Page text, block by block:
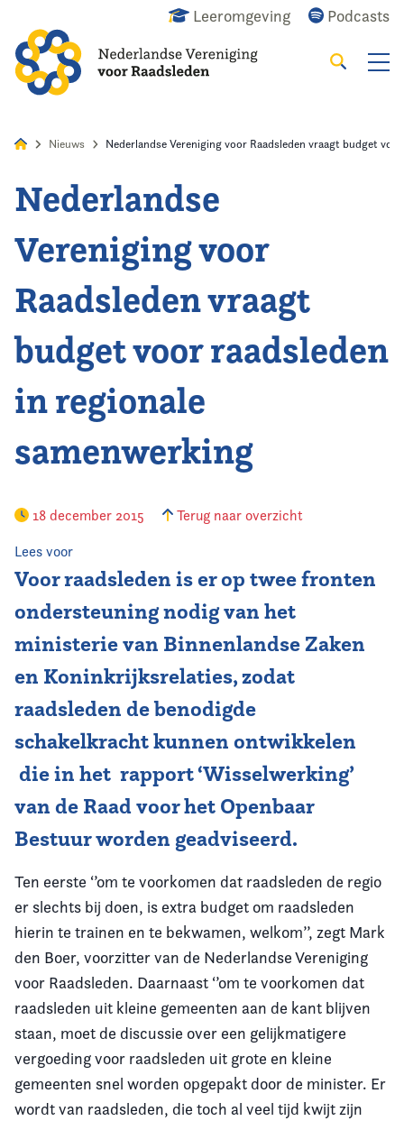
Leeromgeving Podcasts
Zoeken
Home
Agenda
Nieuws
Opleiding
Kennis & Informatie
Nieuws Nederlandse Vereniging voor Raadsleden vraagt budget
Nederlandse
Vereniging voor
Raadsleden vraagt
budget voor raadsleden
in regionale
samenwerking
18 december 2015 Terug naar overzicht
Lees voor
Voor raadsleden is er op twee fronten
ondersteuning nodig van het
ministerie van Binnenlandse Zaken
en Koninkrijksrelaties, zodat
raadsleden de benodigde
schakelkracht kunnen ontwikkelen
die in het rapport ‘Wisselwerking’
van de Raad voor het Openbaar
Bestuur worden geadviseerd.
Ten eerste ‘’om te voorkomen dat raadsleden de regio
er slechts bij doen, is extra budget om raadsleden
hierin te trainen en te bekwamen, welkom’’, zegt Mark
den Boer, voorzitter van de Nederlandse Vereniging
voor Raadsleden. Daarnaast ‘’om te voorkomen dat
raadsleden uit kleine gemeenten aan de kant blijven
staan, moet de discussie over een gelijkmatigere
vergoeding voor raadsleden uit grote en kleine
gemeenten snel worden opgepakt door de minister. Er
wordt van raadsleden, die toch al veel tijd kwijt zijn